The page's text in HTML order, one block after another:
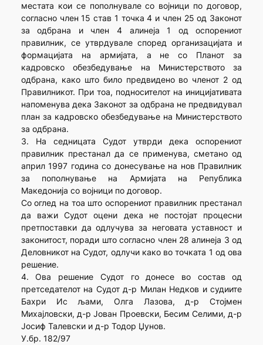
местата кои се пополнувале со војници по договор,
согласно член 15 став 1 точка 4 и член 25 од Законот
за одбрана и член 4 алинеја 1 од оспорениот
правилник, се утврдувале според организацијата и
формацијата на армијата, а не со Планот за
кадровско обезбедување на Министерството за
одбрана, како што било предвидено во членот 2 од
Правилникот. При тоа, подносителот на иницијативата
напоменува дека Законот за одбрана не предвидувал
план за кадровско обезбедување на Министерството
за одбрана.
3. На седницата Судот утврди дека оспорениот
правилник престанал да се применува, сметано од
април 1997 година со донесување на нов Правилник
за пополнување на Армијата на Република
Македонија со војници по договор.
Со оглед на тоа што оспорениот правилник престанал
да важи Судот оцени дека не постојат процесни
претпоставки да одлучува за неговата уставност и
законитост, поради што согласно член 28 алинеја 3 од
Деловникот на Судот, одлучи како во точката 1 од ова
решение.
4. Ова решение Судот го донесе во состав од
претседателот на Судот д-р Милан Недков и судиите
Бахри Ис љами, Олга Лазова, д-р Стојмен
Михајловски, д-р Јован Проевски, Бесим Селими, д-р
Јосиф Талевски и д-р Тодор Џунов.
У.бр. 182/97